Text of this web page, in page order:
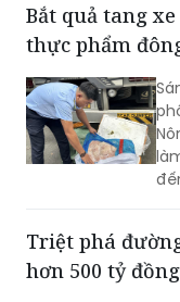
Bắt quả tang
thực phẩm
Triệt phá
hơn 500 tỷ đồng